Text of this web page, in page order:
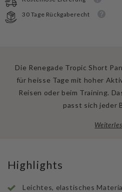
Pants
30 Tage Rückgaberecht
Die Renegade Tropic Short
für heisse Tage mit hoher
Reisen oder beim Training.
passt sich jeder
Highlights
Leichtes, elastisches